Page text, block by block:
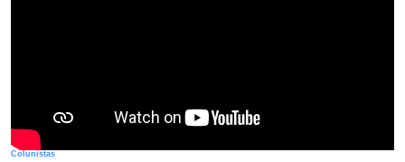
Colunistas